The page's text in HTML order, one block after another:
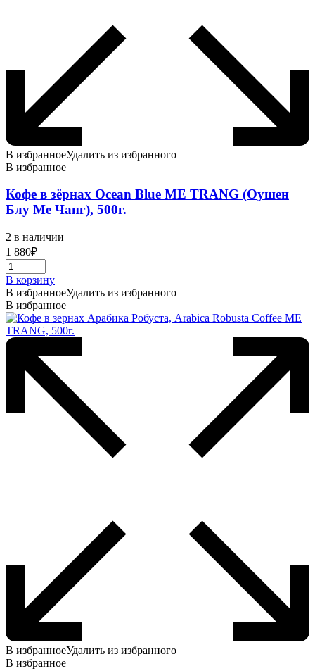
В избранноеУдалить из избранного
В избранное
Кофе в зёрнах Ocean Blue ME TRANG (Оушен
Блу Ме Чанг), 500г.
2 в наличии
1 880₽
В корзину
В избранноеУдалить из избранного
В избранное
В избранноеУдалить из избранного
В избранное